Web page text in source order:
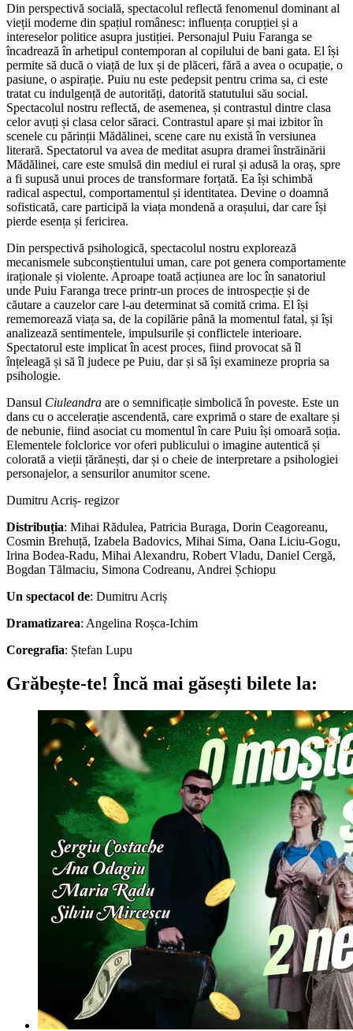
Din perspectivă socială, spectacolul reflectă fenomenul dominant al
vieții moderne din spațiul românesc: influența corupției și a
intereselor politice asupra justiției. Personajul Puiu Faranga se
încadrează în arhetipul contemporan al copilului de bani gata. El își
permite să ducă o viață de lux și de plăceri, fără a avea o ocupație, o
pasiune, o aspirație. Puiu nu este pedepsit pentru crima sa, ci este
tratat cu indulgență de autorități, datorită statutului său social.
Spectacolul nostru reflectă, de asemenea, și contrastul dintre clasa
celor avuți și clasa celor săraci. Contrastul apare și mai izbitor în
scenele cu părinții Mădălinei, scene care nu există în versiunea
literară. Spectatorul va avea de meditat asupra dramei înstrăinării
Mădălinei, care este smulsă din mediul ei rural și adusă la oraș, spre
a fi supusă unui proces de transformare forțată. Ea își schimbă
radical aspectul, comportamentul și identitatea. Devine o doamnă
sofisticată, care participă la viața mondenă a orașului, dar care își
pierde esența și fericirea.
Din perspectivă psihologică, spectacolul nostru explorează
mecanismele subconștientului uman, care pot genera comportamente
iraționale și violente. Aproape toată acțiunea are loc în sanatoriul
unde Puiu Faranga trece printr-un proces de introspecție și de
căutare a cauzelor care l-au determinat să comită crima. El își
rememorează viața sa, de la copilărie până la momentul fatal, și își
analizează sentimentele, impulsurile și conflictele interioare.
Spectatorul este implicat în acest proces, fiind provocat să îl
înțeleagă și să îl judece pe Puiu, dar și să își examineze propria sa
psihologie.
Dansul Ciuleandra are o semnificație simbolică în poveste. Este un
dans cu o accelerație ascendentă, care exprimă o stare de exaltare și
de nebunie, fiind asociat cu momentul în care Puiu își omoară soția.
Elementele folclorice vor oferi publicului o imagine autentică și
colorată a vieții țărănești, dar și o cheie de interpretare a psihologiei
personajelor, a sensurilor anumitor scene.
Dumitru Acriș- regizor
Distribuția: Mihai Rădulea, Patricia Buraga, Dorin Ceagoreanu,
Cosmin Brehuță, Izabela Badovics, Mihai Sima, Oana Liciu-Gogu,
Irina Bodea-Radu, Mihai Alexandru, Robert Vladu, Daniel Cergă,
Bogdan Tălmaciu, Simona Codreanu, Andrei Șchiopu
Un spectacol de: Dumitru Acriș
Dramatizarea: Angelina Roșca-Ichim
Coregrafia: Ștefan Lupu
Grăbește-te! Încă mai găsești bilete la: